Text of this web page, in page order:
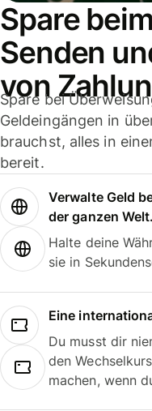
Spare
Senden
von
Spare bei
Geldeingängen in
brauchst, alles in
bereit.
Verwalte Geld
der ganzen Welt.
Halte deine
sie in
Eine
Du musst dir
den
machen, wenn